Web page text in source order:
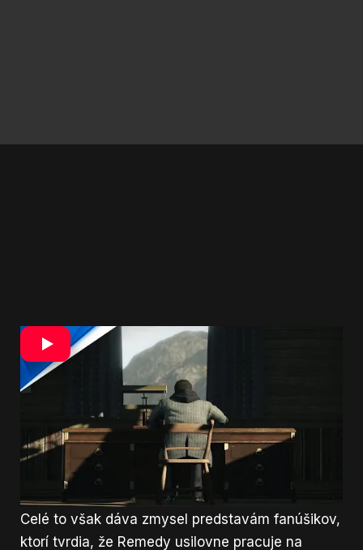
Taktiež sa potvrdilo, že verzia PS4 Pro ponúkne
režim Performance aj Quality. Druhý z nich beží
na 60 fps, zatiaľ čo prvý na 4K a 30 fps.
Medzitým bude verzia na PS5 bežať pri 4K a 60
snímkach za sekundu. Oficiálne odhalený dátum
vydania 5. októbra, dal len za pravdu uniknutým
informáciám, ktoré tento dátum odhadovali
Celé to však dáva zmysel predstavám fanúšikov,
ktorí tvrdia, že Remedy usilovne pracuje na